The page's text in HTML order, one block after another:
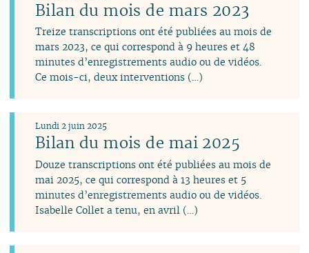
Bilan du mois de mars 2023
Treize transcriptions ont été publiées au mois de
mars 2023, ce qui correspond à 9 heures et 48
minutes d’enregistrements audio ou de vidéos.
Ce mois-ci, deux interventions (…)
Bilan du mois de mai 2025
Lundi 2 juin 2025
Douze transcriptions ont été publiées au mois de
mai 2025, ce qui correspond à 13 heures et 5
minutes d’enregistrements audio ou de vidéos.
Isabelle Collet a tenu, en avril (…)